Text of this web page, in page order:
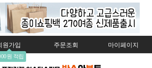
원가입
원 적립
주문조회 마이페이지